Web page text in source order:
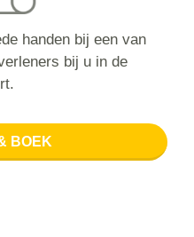
handen bij een van
bij u in de
BOEK